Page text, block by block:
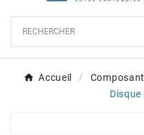
Accueil
Disque